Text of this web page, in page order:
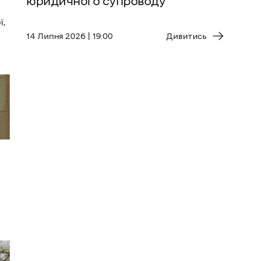
14 Липня 2026 | 19:00 Дивитись